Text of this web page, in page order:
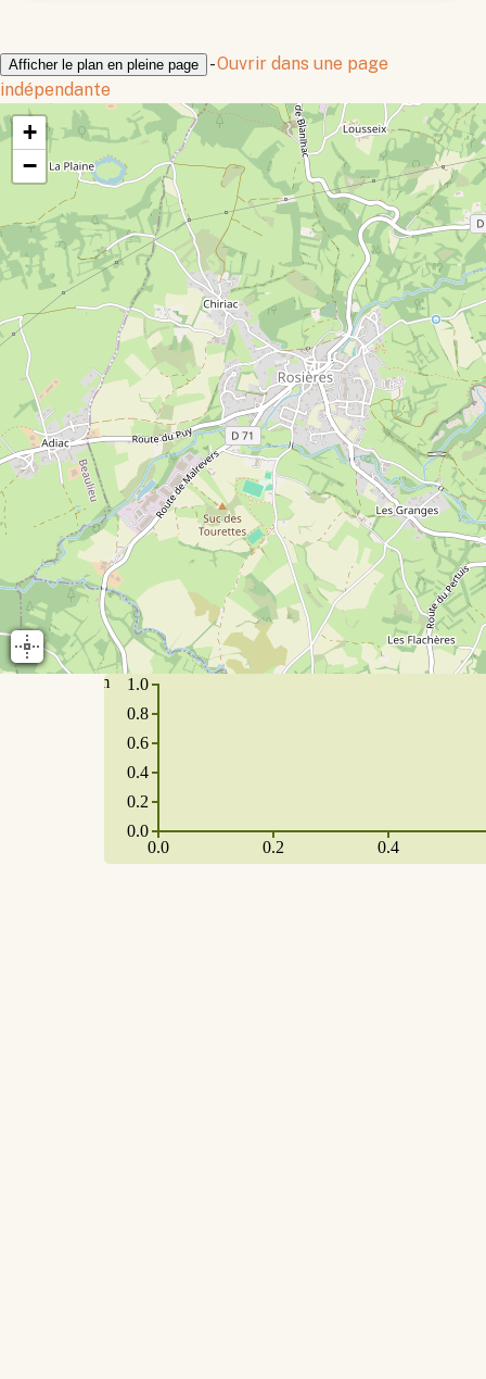
Afficher le plan en pleine page -Ouvrir dans une page
indépendante